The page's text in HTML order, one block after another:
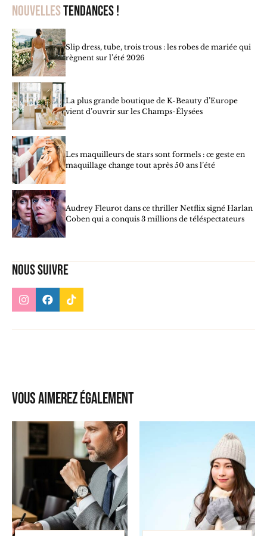
Nouvellestendances !
Slip dress, tube, trois trous : les robes de mariée qui
règnent sur l’été 2026
La plus grande boutique de K-Beauty d’Europe
vient d’ouvrir sur les Champs-Élysées
Les maquilleurs de stars sont formels : ce geste en
maquillage change tout après 50 ans l’été
Audrey Fleurot dans ce thriller Netflix signé Harlan
Coben qui a conquis 3 millions de téléspectateurs
Nous suivre
Vous aimerez également